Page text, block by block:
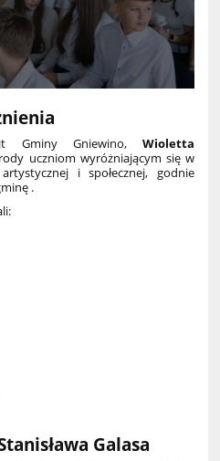
Gminy Gniewino, Wioletta
uczniom wyróżniającym się w
i społecznej, godnie
.
Galasa